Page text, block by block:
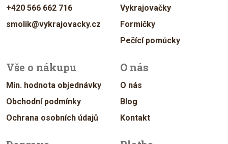
+420 566 662 716
smolik@vykrajovacky.cz
Vykrajovačky
Formičky
Pečící pomůcky
Vše o nákupu
Min. hodnota objednávky
Obchodní podmínky
Ochrana osobních údajů
O nás
O nás
Blog
Kontakt